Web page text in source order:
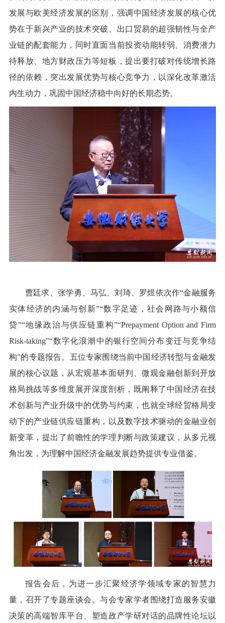
发展与欧美经济发展的区别，强调中国经济发展的核心优
势在于新兴产业的技术突破、出口贸易的超强韧性与全产
业链的配套能力，同时直面当前投资动能转弱、消费潜力
待释放、地方财政压力等短板，提出要打破对传统增长路
径的依赖，突出发展优势与核心竞争力，以深化改革激活
内生动力，巩固中国经济稳中向好的长期态势。
曹廷求、张学勇、马弘、刘琦、罗煜依次作“金融服务
实体经济的内涵与创新”“数字足迹，社会网路与小额信
贷”“地缘政治与供应链重构”“Prepayment Option and Firm
Risk-taking”“数字化浪潮中的银行空间分布变迁与竞争结
构”的专题报告。五位专家围绕当前中国经济转型与金融发
展的核心议题，从宏观基本面研判、微观金融创新到开放
格局挑战等多维度展开深度剖析，既阐释了中国经济在技
术创新与产业升级中的优势与约束，也就全球经贸格局变
动下的产业链供应链重构，以及数字技术驱动的金融业创
新变革，提出了前瞻性的学理判断与政策建议，从多元视
角出发，为理解中国经济金融发展趋势提供专业借鉴。
报告会后，为进一步汇聚经济学领域专家的智慧力
量，召开了专题座谈会。与会专家学者围绕打造服务安徽
决策的高端智库平台、塑造政产学研对话的品牌性论坛以